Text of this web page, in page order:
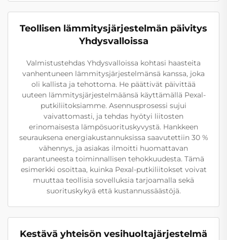
Teollisen lämmitysjärjestelmän päivitys
Yhdysvalloissa
Valmistustehdas Yhdysvalloissa kohtasi haasteita
vanhentuneen lämmitysjärjestelmänsä kanssa, joka
oli kallista ja tehottoma. He päättivät päivittää
uuteen lämmitysjärjestelmäänsä käyttämällä Pexal-
putkiliitoksiamme. Asennusprosessi sujui
vaivattomasti, ja tehdas hyötyi liitosten
erinomaisesta lämpösuorituskyvystä. Hankkeen
seurauksena energiakustannuksissa saavutettiin 30 %
vähennys, ja asiakas ilmoitti huomattavan
parantuneesta toiminnallisen tehokkuudesta. Tämä
esimerkki osoittaa, kuinka Pexal-putkiliitokset voivat
muuttaa teollisia sovelluksia tarjoamalla sekä
suorituskykyä että kustannussäästöjä.
Kestävä yhteisön vesihuoltajärjestelmä